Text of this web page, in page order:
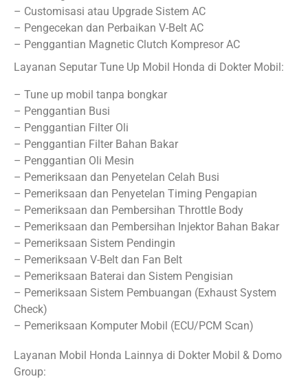
– Customisasi atau Upgrade Sistem AC
– Pengecekan dan Perbaikan V-Belt AC
– Penggantian Magnetic Clutch Kompresor AC
Layanan Seputar Tune Up Mobil Honda di Dokter Mobil:
– Tune up mobil tanpa bongkar
– Penggantian Busi
– Penggantian Filter Oli
– Penggantian Filter Bahan Bakar
– Penggantian Oli Mesin
– Pemeriksaan dan Penyetelan Celah Busi
– Pemeriksaan dan Penyetelan Timing Pengapian
– Pemeriksaan dan Pembersihan Throttle Body
– Pemeriksaan dan Pembersihan Injektor Bahan Bakar
– Pemeriksaan Sistem Pendingin
– Pemeriksaan V-Belt dan Fan Belt
– Pemeriksaan Baterai dan Sistem Pengisian
– Pemeriksaan Sistem Pembuangan (Exhaust System
Check)
– Pemeriksaan Komputer Mobil (ECU/PCM Scan)
Layanan Mobil Honda Lainnya di Dokter Mobil & Domo
Group: